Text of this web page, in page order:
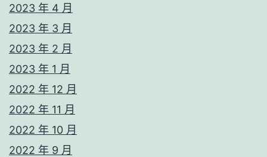
2023 年 4 月
2023 年 3 月
2023 年 2 月
2023 年 1 月
2022 年 12 月
2022 年 11 月
2022 年 10 月
2022 年 9 月